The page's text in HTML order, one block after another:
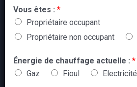
Vous êtes : *
Propriétaire occupant
Propriétaire non occupant
Énergie de chauffage actuelle : *
Gaz
Fioul Electricité